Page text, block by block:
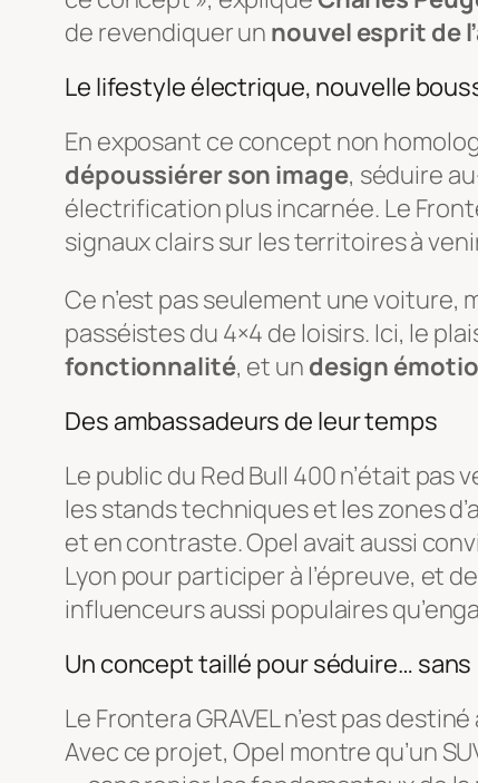
de revendiquer un nouvel esprit de
Le lifestyle électrique, nouvelle
En exposant ce concept non
dépoussiérer son image, séduire
électrification plus incarnée. Le
signaux clairs sur les territoires à
Ce n’est pas seulement une voiture,
passéistes du 4×4 de loisirs. Ici, le
fonctionnalité, et un design
Des ambassadeurs de leur temps
Le public du Red Bull 400 n’était
les stands techniques et les zones
et en contraste. Opel avait aussi
Lyon pour participer à l’épreuve, et
influenceurs aussi populaires
Un concept taillé pour séduire…
Le Frontera GRAVEL n’est pas
Avec ce projet, Opel montre qu’un